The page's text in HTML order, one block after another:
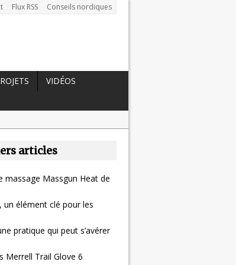
Flux RSS Conseils nordiques
VIDÉOS
articles
massage Massgun Heat de
un élément clé pour les
pratique qui peut s’avérer
Merrell Trail Glove 6